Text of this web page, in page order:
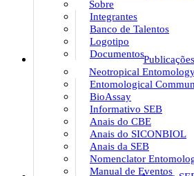
Sobre
Integrantes
Banco de Talentos
Logotipo
DocumentosPublicações
Neotropical
Entomological
BioAssay
Informativo SEB
Anais do CBE
Anais do SICONBIOL
Anais da SEB
Nomenclator
Manual de Eventos